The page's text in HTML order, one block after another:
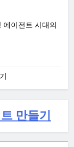
에이전트 시대의
만들기